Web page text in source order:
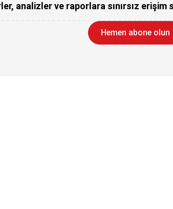
analizler ve raporlara sınırsız
Hemen abone olun